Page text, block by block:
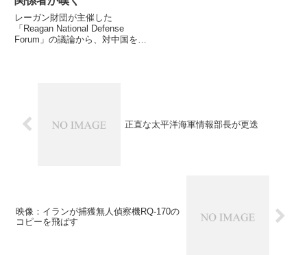
レーガン財団が主催した
「Reagan National Defense
Forum」の議論から、対中国を念
正直な太平洋海軍情報部長が更迭
映像：イランが捕獲無人偵察機RQ-170の
コピーを飛ばす